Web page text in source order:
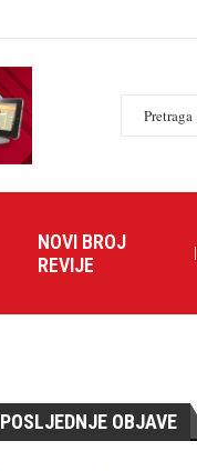
NOVI BROJ
REVIJE
POSLJEDNJE OBJAVE